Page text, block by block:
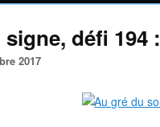
défi 194 :
2017